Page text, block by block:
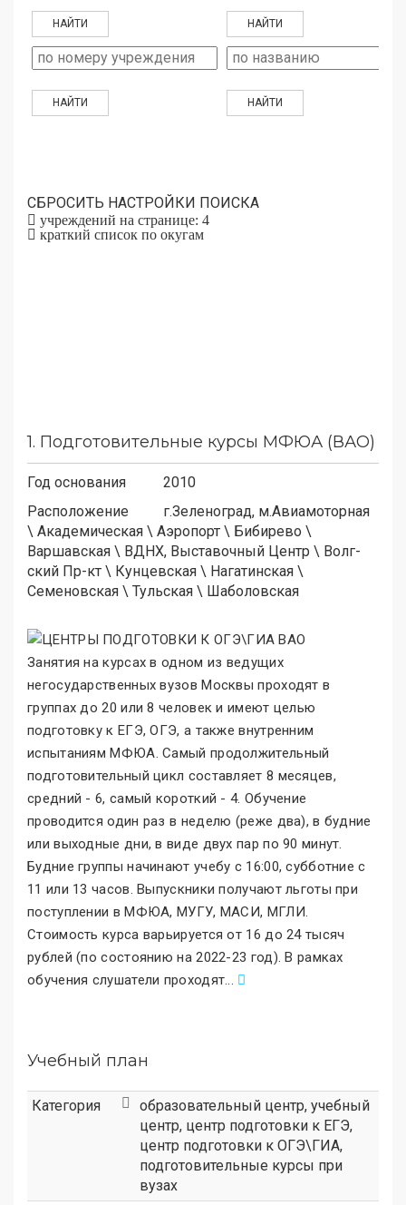
СБРОСИТЬ НАСТРОЙКИ ПОИСКА
учреждений на странице: 4
краткий список по окугам
1. Подготовительные курсы МФЮА (ВАО)
Год основания
2010
Расположение
г.Зеленоград, м.Авиамоторная
\ Академическая \ Аэропорт \ Бибирево \
Варшавская \ ВДНХ, Выставочный Центр \ Волг-
ский Пр-кт \ Кунцевская \ Нагатинская \
Семеновская \ Тульская \ Шаболовская
Занятия на курсах в одном из ведущих
негосударственных вузов Москвы проходят в
группах до 20 или 8 человек и имеют целью
подготовку к ЕГЭ, ОГЭ, а также внутренним
испытаниям МФЮА. Самый продолжительный
подготовительный цикл составляет 8 месяцев,
средний - 6, самый короткий - 4. Обучение
проводится один раз в неделю (реже два), в будние
или выходные дни, в виде двух пар по 90 минут.
Будние группы начинают учебу с 16:00, субботние с
11 или 13 часов. Выпускники получают льготы при
поступлении в МФЮА, МУГУ, МАСИ, МГЛИ.
Стоимость курса варьируется от 16 до 24 тысяч
рублей (по состоянию на 2022-23 год). В рамках
обучения слушатели проходят...
Учебный план
Категория образовательный центр, учебный
центр, центр подготовки к ЕГЭ,
центр подготовки к ОГЭ\ГИА,
подготовительные курсы при
вузах